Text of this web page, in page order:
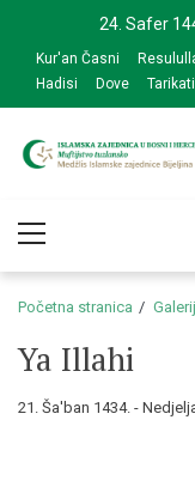
navigation
content
24. Safer
Kur'an Časni
Hadisi
Dove Tarikati
Menu
Početna stranica
Ya Illahi
21. Ša'ban 1434. -